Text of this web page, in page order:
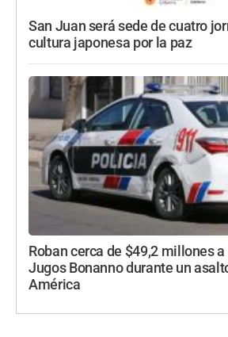
San Juan será sede de cuatro
cultura japonesa por la paz
Roban cerca de $49,2 millones
Jugos Bonanno durante un
América